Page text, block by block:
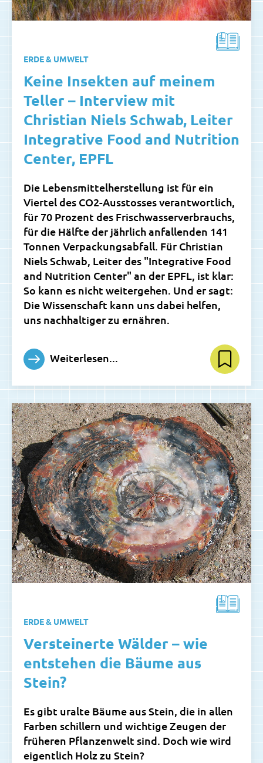
ERDE & UMWELT
Keine Insekten auf meinem
Teller – Interview mit
Christian Niels Schwab, Leiter
Integrative Food and Nutrition
Center, EPFL
Die Lebensmittelherstellung ist für ein
Viertel des CO2-Ausstosses verantwortlich,
für 70 Prozent des Frischwasserverbrauchs,
für die Hälfte der jährlich anfallenden 141
Tonnen Verpackungsabfall. Für Christian
Niels Schwab, Leiter des "Integrative Food
and Nutrition Center" an der EPFL, ist klar:
So kann es nicht weitergehen. Und er sagt:
Die Wissenschaft kann uns dabei helfen,
uns nachhaltiger zu ernähren.
Weiterlesen...
ERDE & UMWELT
Versteinerte Wälder – wie
entstehen die Bäume aus
Stein?
Es gibt uralte Bäume aus Stein, die in allen
Farben schillern und wichtige Zeugen der
früheren Pflanzenwelt sind. Doch wie wird
eigentlich Holz zu Stein?